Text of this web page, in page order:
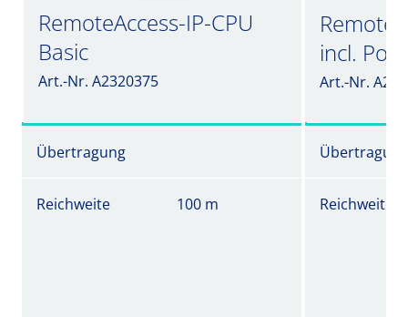
RemoteAccess-IP-CPU
Basic
Art.-Nr. A2320375
incl.
Art.-Nr.
Übertragung Übertragung
Reichweite 100 m Reichweite